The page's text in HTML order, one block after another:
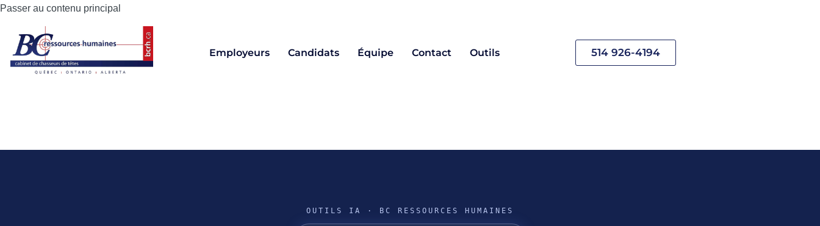
Passer au contenu principal
Employeurs Candidats Équipe Contact Outils 514 926-4194
OUTILS IA · BC RESSOURCES HUMAINES